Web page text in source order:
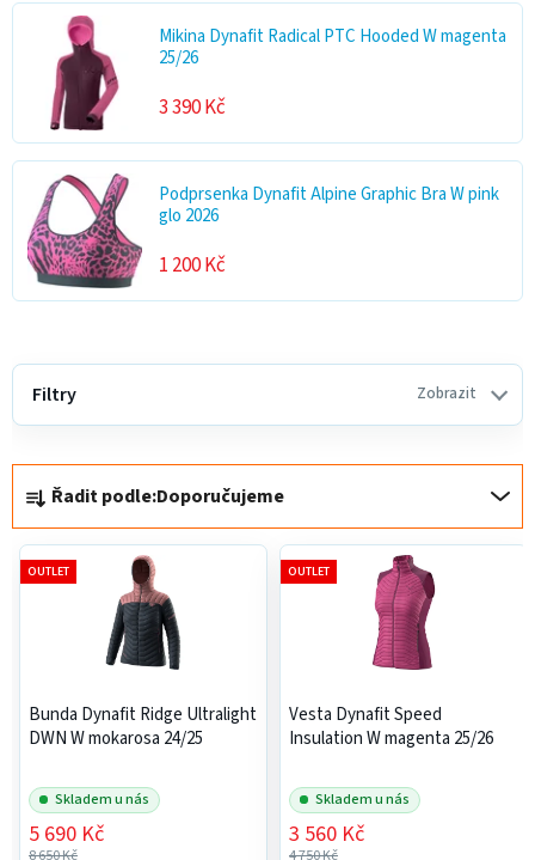
Mikina Dynafit Radical PTC Hooded W magenta
25/26
3 390 Kč
Podprsenka Dynafit Alpine Graphic Bra W pink
glo 2026
1 200 Kč
a
z
e
Řadit podle:Doporučujeme
Filtry Zobrazit
V
p
p
r
Bunda Dynafit Ridge Ultralight
DWN W mokarosa 24/25
Skladem u nás
8 650 Kč
5 690 Kč
OUTLET
Vesta Dynafit Speed
Insulation W magenta 25/26
Skladem u nás
4 750 Kč
3 560 Kč
OUTLET